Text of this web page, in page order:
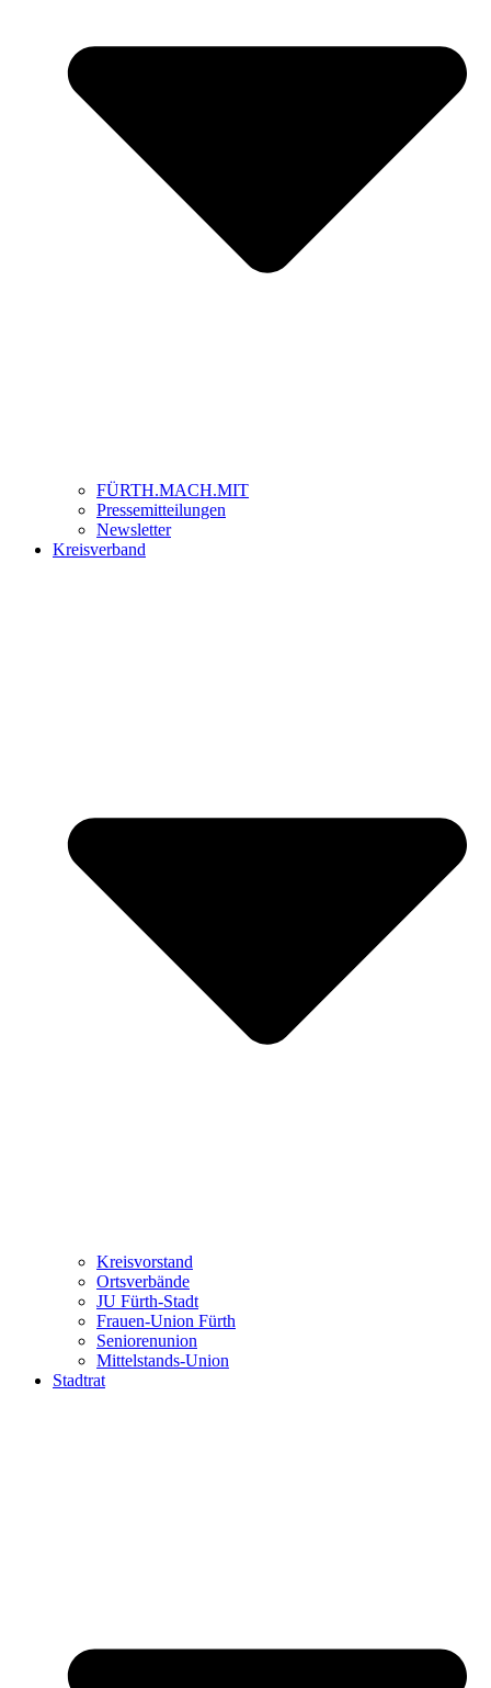
FÜRTH.MACH.MIT
Pressemitteilungen
Newsletter
Kreisverband
Kreisvorstand
Ortsverbände
JU Fürth-Stadt
Frauen-Union Fürth
Seniorenunion
Mittelstands-Union
Stadtrat